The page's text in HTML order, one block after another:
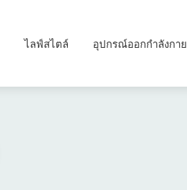
ไลฟ์สไตล์ อุปกรณ์ออกกำลังกาย